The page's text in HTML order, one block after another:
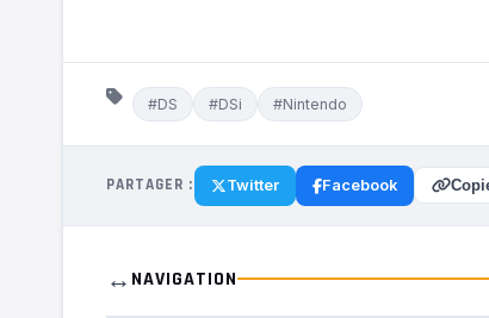
#DS #DSi #Nintendo
PARTAGER : Twitter Facebook
↔️ NAVIGATION